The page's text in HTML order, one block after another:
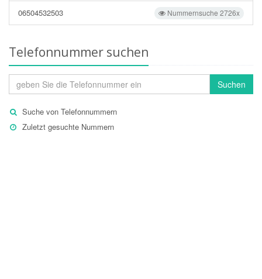
Nummernsuche 2726x
06504532503
Telefonnummer suchen
Suchen
Suche von Telefonnummern
Zuletzt gesuchte Nummern